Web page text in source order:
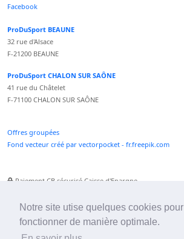
Notre site utise quelques cookies pour
fonctionner de manière optimale.
Facebook
ProDuSport BEAUNE
32 rue d'Alsace
F-21200 BEAUNE
ProDuSport CHALON SUR SAÔNE
41 rue du Châtelet
F-71100 CHALON SUR SAÔNE
Offres groupées
Fond vecteur créé par vectorpocket - fr.freepik.com
Paiement CB sécurisé Caisse d'Epargne
Paiement Paypal accepté